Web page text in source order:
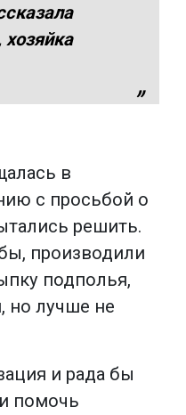
в
с просьбой о
решить.
производили
подполья,
но лучше не
и рада бы
помочь